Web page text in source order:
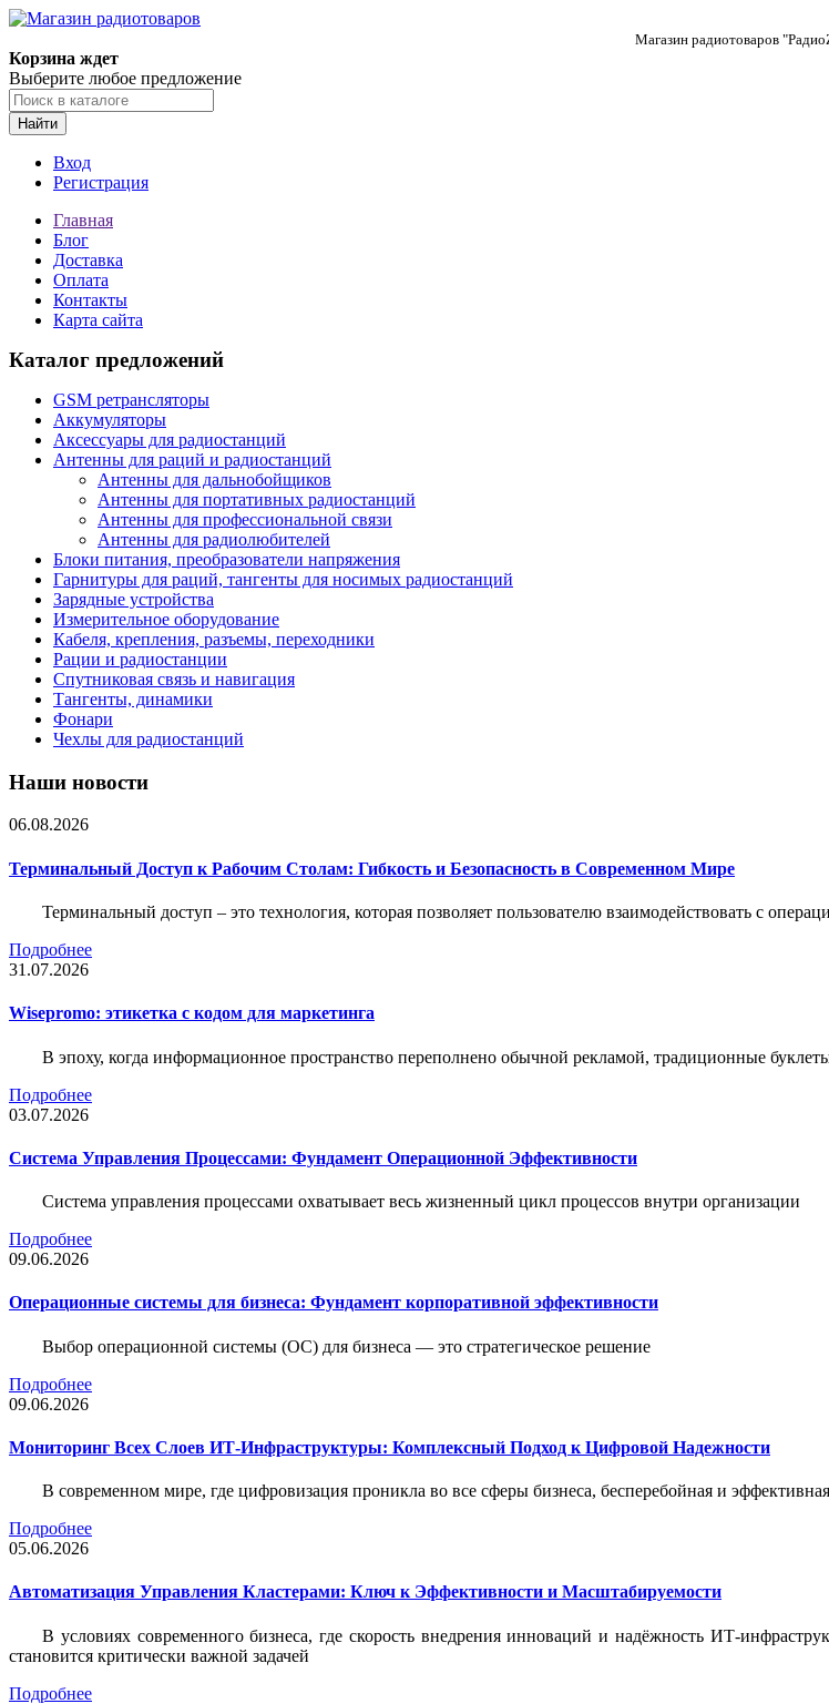
Магазин радиотоваров
Корзина ждет
Выберите любое предложение
Найти
Вход
Регистрация
Главная
Блог
Доставка
Оплата
Контакты
Карта сайта
Каталог предложений
GSM ретрансляторы
Аккумуляторы
Аксессуары для радиостанций
Антенны для раций и радиостанций
Антенны для дальнобойщиков
Антенны для портативных радиостанций
Антенны для профессиональной связи
Антенны для радиолюбителей
Блоки питания, преобразователи напряжения
Гарнитуры для раций, тангенты для носимых радиостанций
Зарядные устройства
Измерительное оборудование
Кабеля, крепления, разъемы, переходники
Рации и радиостанции
Спутниковая связь и навигация
Тангенты, динамики
Фонари
Чехлы для радиостанций
Наши новости
06.08.2026
Терминальный Доступ к Рабочим Столам: Гибкость и Безопасность в Современном Мире
Терминальный доступ – это технология, которая позволяет пользователю взаимодействовать с
Подробнее
31.07.2026
Wisepromo: этикетка c кодом для маркетинга
В эпоху, когда информационное пространство переполнено обычной рекламой, традиционные
Подробнее
03.07.2026
Система Управления Процессами: Фундамент Операционной Эффективности
Система управления процессами охватывает весь жизненный цикл процессов внутри организации
Подробнее
09.06.2026
Операционные системы для бизнеса: Фундамент корпоративной эффективности
Выбор операционной системы (ОС) для бизнеса — это стратегическое решение
Подробнее
09.06.2026
Мониторинг Всех Слоев ИТ-Инфраструктуры: Комплексный Подход к Цифровой Надежности
В современном мире, где цифровизация проникла во все сферы бизнеса, бесперебойная и
Подробнее
05.06.2026
Автоматизация Управления Кластерами: Ключ к Эффективности и Масштабируемости
В условиях современного бизнеса, где скорость внедрения инноваций и надёжность ИТ-
становится критически важной задачей
Подробнее